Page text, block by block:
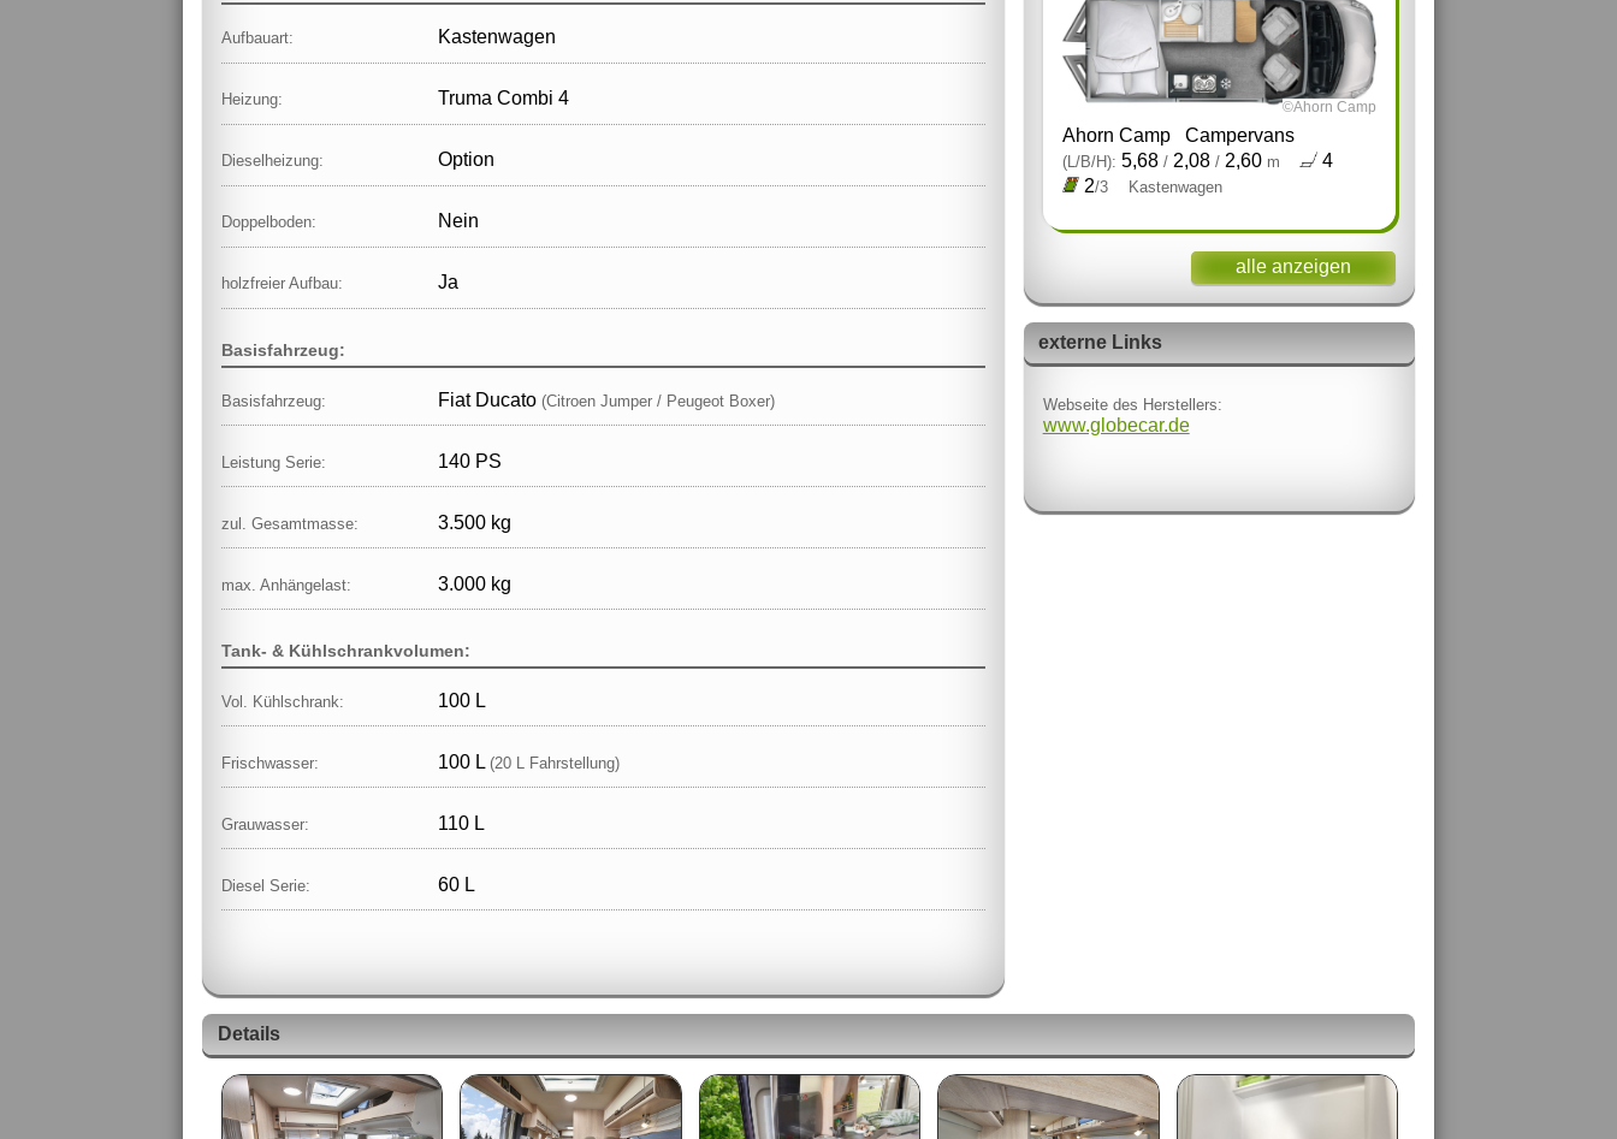
Aufbauart: Kastenwagen
Heizung: Truma Combi 4
Dieselheizung: Option
Doppelboden: Nein
holzfreier Aufbau: Ja
Basisfahrzeug:
Basisfahrzeug: Fiat Ducato (Citroen Jumper / Peugeot Boxer)
Leistung Serie: 140 PS
zul. Gesamtmasse: 3.500 kg
max. Anhängelast: 3.000 kg
Tank- & Kühlschrankvolumen:
Vol. Kühlschrank: 100 L
Frischwasser: 100 L (20 L Fahrstellung)
Grauwasser: 110 L
Diesel Serie: 60 L
©Ahorn Camp
Ahorn Camp Campervans
(L/B/H): 5,68 /2,08 /2,60 m
4
2/3 Kastenwagen
alle anzeigen
externe Links
Webseite des Herstellers:
www.globecar.de
Details